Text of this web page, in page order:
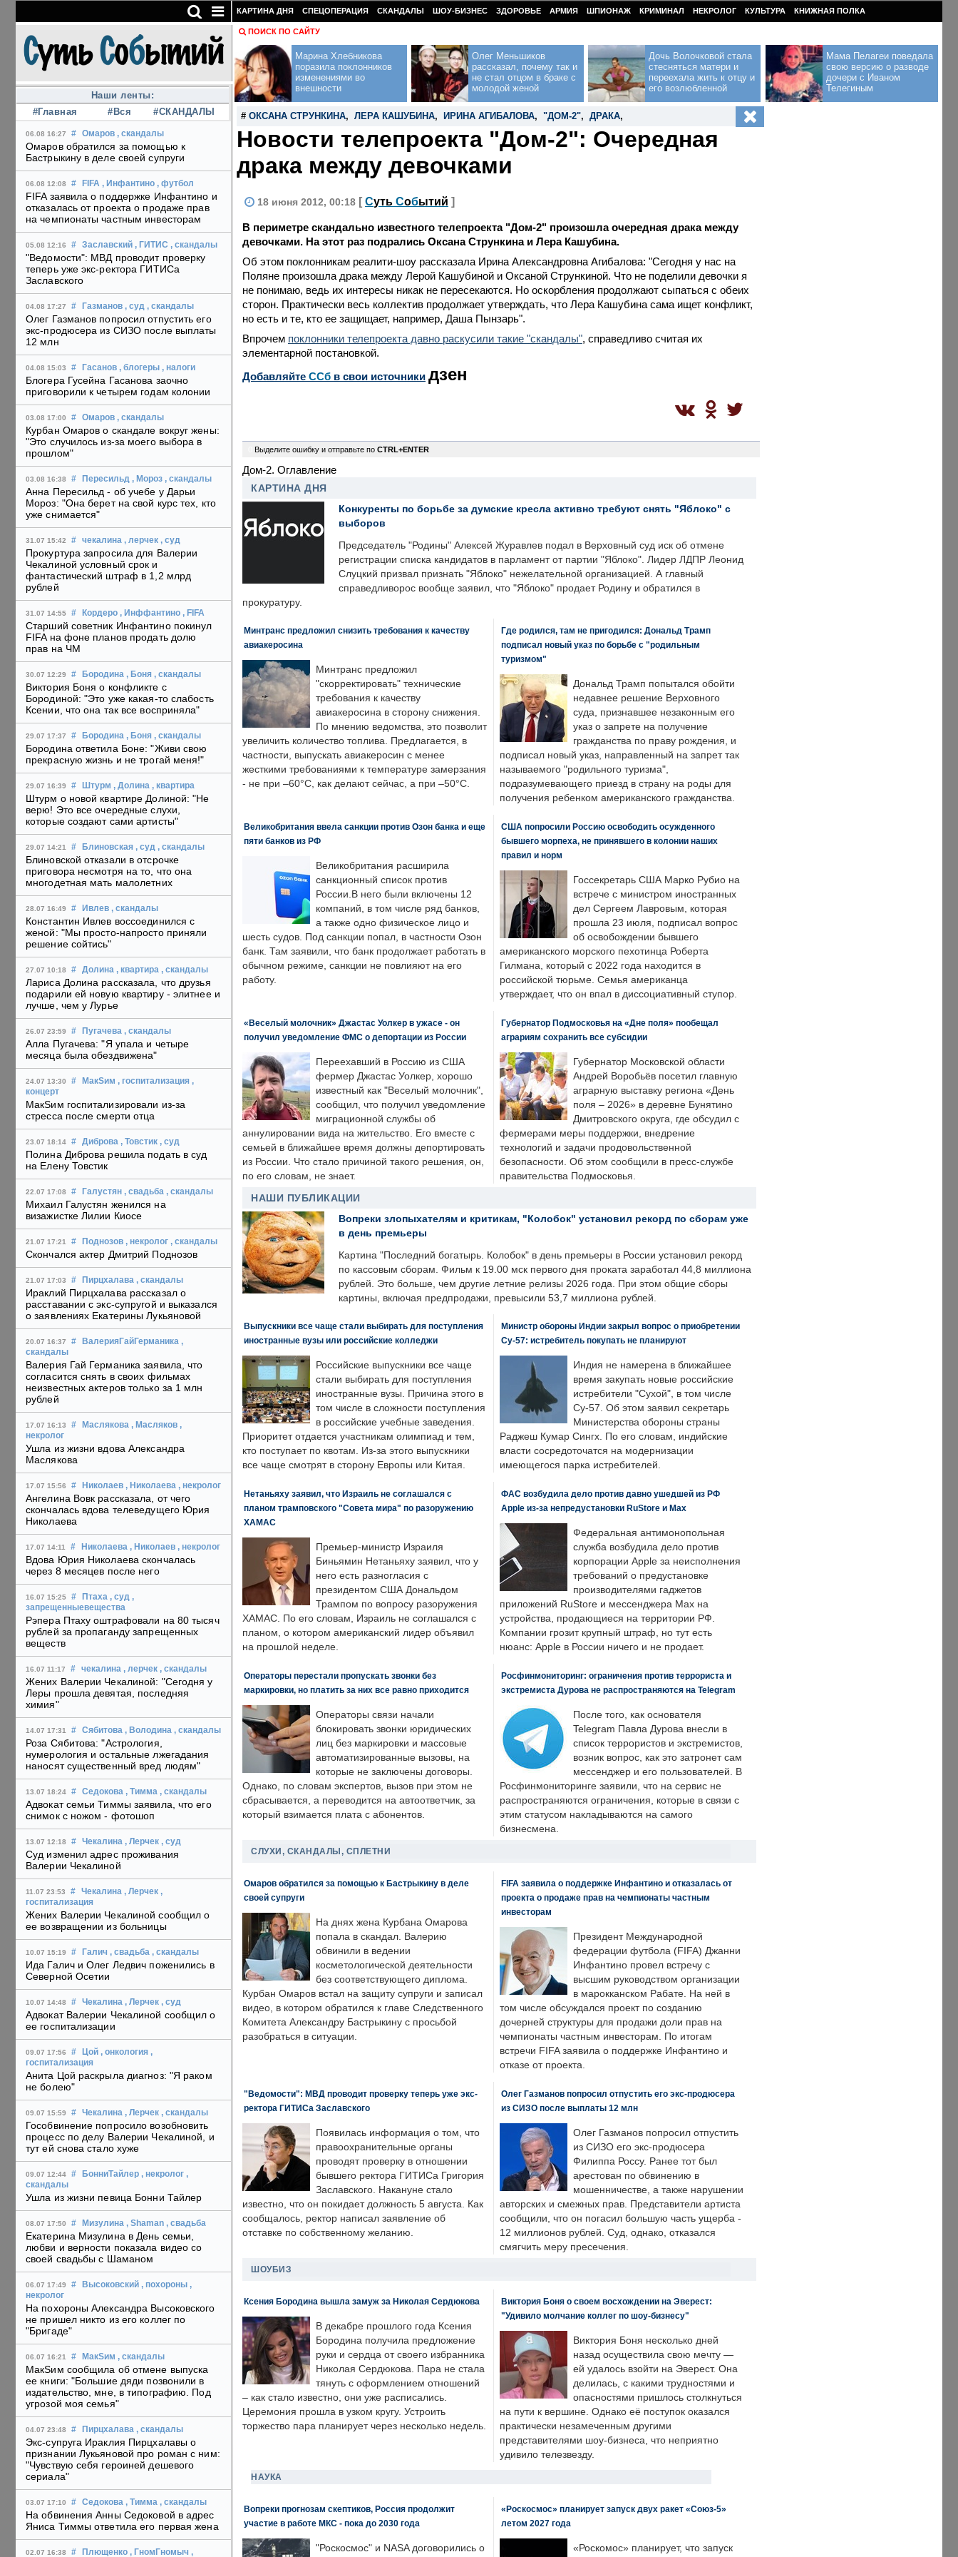
Наши ленты:
#Главная
#Вся #СКАНДАЛЫ
06.08 16:27 # Омаров , скандалы
Омаров обратился за помощью к
Бастрыкину в деле своей супруги
06.08 12:08 # FIFA , Инфантино , футбол
FIFA заявила о поддержке Инфантино и
отказалась от проекта о продаже прав
на чемпионаты частным инвесторам
05.08 12:16 # Заславский , ГИТИС , скандалы
"Ведомости": МВД проводит проверку
теперь уже экс-ректора ГИТИСа
Заславского
04.08 17:27 # Газманов , суд , скандалы
Олег Газманов попросил отпустить его
экс-продюсера из СИЗО после выплаты
12 млн
04.08 15:03 # Гасанов , блогеры , налоги
Блогера Гусейна Гасанова заочно
приговорили к четырем годам колонии
03.08 17:00 # Омаров , скандалы
Курбан Омаров о скандале вокруг жены:
"Это случилось из-за моего выбора в
прошлом"
03.08 16:38 # Пересильд , Мороз , скандалы
Анна Пересильд - об учебе у Дарьи
Мороз: "Она берет на свой курс тех, кто
уже снимается"
31.07 15:42 # чекалина , лерчек , суд
Прокуртура запросила для Валерии
Чекалиной условный срок и
фантастический штраф в 1,2 млрд
рублей
31.07 14:55 # Кордеро , Инффантино , FIFA
Старший советник Инфантино покинул
FIFA на фоне планов продать долю
прав на ЧМ
30.07 12:29 # Бородина , Боня , скандалы
Виктория Боня о конфликте с
Бородиной: "Это уже какая-то слабость
Ксении, что она так все восприняла"
29.07 17:37 # Бородина , Боня , скандалы
Бородина ответила Боне: "Живи свою
прекрасную жизнь и не трогай меня!"
29.07 16:39 # Штурм , Долина , квартира
Штурм о новой квартире Долиной: "Не
верю! Это все очередные слухи,
которые создают сами артисты"
29.07 14:21 # Блиновская , суд , скандалы
Блиновской отказали в отсрочке
приговора несмотря на то, что она
многодетная мать малолетних
28.07 16:49 # Ивлев , скандалы
Константин Ивлев воссоединился с
женой: "Мы просто-напросто приняли
решение сойтись"
27.07 10:18 # Долина , квартира , скандалы
Лариса Долина рассказала, что друзья
подарили ей новую квартиру - элитнее и
лучше, чем у Лурье
26.07 23:59 # Пугачева , скандалы
Алла Пугачева: "Я упала и четыре
месяца была обездвижена"
24.07 13:30 # МакSим , госпитализация ,
концерт
МакSим госпитализировали из-за
стресса после смерти отца
23.07 18:14 # Диброва , Товстик , суд
Полина Диброва решила подать в суд
на Елену Товстик
22.07 17:08 # Галустян , свадьба , скандалы
Михаил Галустян женился на
визажистке Лилии Киосе
21.07 17:21 # Поднозов , некролог , скандалы
Скончался актер Дмитрий Поднозов
21.07 17:03 # Пирцхалава , скандалы
Ираклий Пирцхалава рассказал о
расставании с экс-супругой и выказался
о заявлениях Екатерины Лукьяновой
20.07 16:37 # ВалерияГайГерманика ,
скандалы
Валерия Гай Германика заявила, что
согласится снять в своих фильмах
неизвестных актеров только за 1 млн
рублей
17.07 16:13 # Маслякова , Масляков ,
некролог
Ушла из жизни вдова Александра
Маслякова
17.07 15:56 # Николаев , Николаева , некролог
Ангелина Вовк рассказала, от чего
скончалась вдова телеведущего Юрия
Николаева
17.07 14:11 # Николаева , Николаев , некролог
Вдова Юрия Николаева скончалась
через 8 месяцев после него
16.07 15:25 # Птаха , суд ,
запрещенныевещества
Рэпера Птаху оштрафовали на 80 тысяч
рублей за пропаганду запрещенных
веществ
16.07 11:17 # чекалина , лерчек , скандалы
Жених Валерии Чекалиной: "Сегодня у
Леры прошла девятая, последняя
химия"
14.07 17:31 # Сябитова , Володина , скандалы
Роза Сябитова: "Астрология,
нумерология и остальные лжегадания
наносят существенный вред людям"
13.07 18:24 # Седокова , Тимма , скандалы
Адвокат семьи Тиммы заявила, что его
снимок с ножом - фотошоп
13.07 12:18 # Чекалина , Лерчек , суд
Суд изменил адрес проживания
Валерии Чекалиной
11.07 23:53 # Чекалина , Лерчек ,
госпитализация
Жених Валерии Чекалиной сообщил о
ее возвращении из больницы
10.07 15:19 # Галич , свадьба , скандалы
Ида Галич и Олег Ледвич поженились в
Северной Осетии
10.07 14:48 # Чекалина , Лерчек , суд
Адвокат Валерии Чекалиной сообщил о
ее госпитализации
09.07 17:56 # Цой , онкология ,
госпитализация
Анита Цой раскрыла диагноз: "Я раком
не болею"
09.07 15:59 # Чекалина , Лерчек , скандалы
Гособвинение попросило возобновить
процесс по делу Валерии Чекалиной, и
тут ей снова стало хуже
09.07 12:44 # БонниТайлер , некролог ,
скандалы
Ушла из жизни певица Бонни Тайлер
08.07 17:50 # Мизулина , Shaman , свадьба
Екатерина Мизулина в День семьи,
любви и верности показала видео со
своей свадьбы с Шаманом
06.07 17:49 # Высоковский , похороны ,
некролог
На похороны Александра Высоковского
не пришел никто из его коллег по
"Бригаде"
06.07 16:21 # МакSим , скандалы
МакSим сообщила об отмене выпуска
ее книги: "Большие дяди позвонили в
издательство, мне, в типографию. Под
угрозой моя семья"
04.07 23:48 # Пирцхалава , скандалы
Экс-супруга Ираклия Пирцхалавы о
признании Лукьяновой про роман с ним:
"Чувствую себя героиней дешевого
сериала"
03.07 17:10 # Седокова , Тимма , скандалы
На обвинения Анны Седоковой в адрес
Яниса Тиммы ответила его первая жена
02.07 16:38 # Плющенко , ГномГномыч ,
КАРТИНА ДНЯ СПЕЦОПЕРАЦИЯ СКАНДАЛЫ ШОУ-БИЗНЕС ЗДОРОВЬЕ АРМИЯ ШПИОНАЖ КРИМИНАЛ НЕКРОЛОГ КУЛЬТУРА КНИЖНАЯ ПОЛКА
ПОИСК ПО САЙТУ
Марина Хлебникова
поразила поклонников
изменениями во
внешности
Олег Меньшиков
рассказал, почему так и
не стал отцом в браке с
молодой женой
Дочь Волочковой стала
стесняться матери и
переехала жить к отцу и
его возлюбленной
Мама Пелагеи поведала
свою версию о разводе
дочери с Иваном
Телегиным
# ОКСАНА СТРУНКИНА, ЛЕРА КАШУБИНА, ИРИНА АГИБАЛОВА, "ДОМ-2", ДРАКА,
Новости телепроекта "Дом-2": Очередная
драка между девочками
18 июня 2012, 00:18 [ Суть Событий ]
В периметре скандально известного телепроекта "Дом-2" произошла очередная драка между
девочками. На этот раз подрались Оксана Стрункина и Лера Кашубина.
Об этом поклонникам реалити-шоу рассказала Ирина Александровна Агибалова: "Сегодня у нас на
Поляне произошла драка между Лерой Кашубиной и Оксаной Стрункиной. Что не поделили девочки я
не понимаю, ведь их интересы никак не пересекаются. Но оскорбления продолжают сыпаться с обеих
сторон. Практически весь коллектив продолжает утверждать, что Лера Кашубина сама ищет конфликт,
но есть и те, кто ее защищает, например, Даша Пынзарь".
Впрочем поклонники телепроекта давно раскусили такие "скандалы", справедливо считая их
элементарной постановкой.
Добавляйте CСб в свои источники дзен
Выделите ошибку и отправьте по CTRL+ENTER
Дом-2. Оглавление
КАРТИНА ДНЯ
Конкуренты по борьбе за думские кресла активно требуют снять "Яблоко" с
выборов
Председатель "Родины" Алексей Журавлев подал в Верховный суд иск об отмене
регистрации списка кандидатов в парламент от партии "Яблоко". Лидер ЛДПР Леонид
Слуцкий призвал признать "Яблоко" нежелательной организацией. А главный
справедливорос вообще заявил, что "Яблоко" продает Родину и обратился в
прокуратуру.
Минтранс предложил снизить требования к качеству
авиакеросина
Минтранс предложил
"скорректировать" технические
требования к качеству
авиакеросина в сторону снижения.
По мнению ведомства, это позволит
увеличить количество топлива. Предлагается, в
частности, выпускать авиакеросин с менее
жесткими требованиями к температуре замерзания
- не при –60°C, как делают сейчас, а при –50°C.
Где родился, там не пригодился: Дональд Трамп
подписал новый указ по борьбе с "родильным
туризмом"
Дональд Трамп попытался обойти
недавнее решение Верховного
суда, признавшее незаконным его
указ о запрете на получение
гражданства по праву рождения, и
подписал новый указ, направленный на запрет так
называемого "родильного туризма",
подразумевающего приезд в страну на роды для
получения ребенком американского гражданства.
Великобритания ввела санкции против Озон банка и еще
пяти банков из РФ
Великобритания расширила
санкционный список против
России.В него были включены 12
компаний, в том числе ряд банков,
а также одно физическое лицо и
шесть судов. Под санкции попал, в частности Озон
банк. Там заявили, что банк продолжает работать в
обычном режиме, санкции не повлияют на его
работу.
США попросили Россию освободить осужденного
бывшего морпеха, не принявшего в колонии наших
правил и норм
Госсекретарь США Марко Рубио на
встрече с министром иностранных
дел Сергеем Лавровым, которая
прошла 23 июля, подписал вопрос
об освобождении бывшего
американского морского пехотинца Роберта
Гилмана, который с 2022 года находится в
российской тюрьме. Семья американца
утверждает, что он впал в диссоциативный ступор.
«Веселый молочник» Джастас Уолкер в ужасе - он
получил уведомление ФМС о депортации из России
Переехавший в Россию из США
фермер Джастас Уолкер, хорошо
известный как "Веселый молочник",
сообщил, что получил уведомление
миграционной службы об
аннулировании вида на жительство. Его вместе с
семьей в ближайшее время должны депортировать
из России. Что стало причиной такого решения, он,
по его словам, не знает.
Губернатор Подмосковья на «Дне поля» пообещал
аграриям сохранить все субсидии
Губернатор Московской области
Андрей Воробьёв посетил главную
аграрную выставку региона «День
поля – 2026» в деревне Бунятино
Дмитровского округа, где обсудил с
фермерами меры поддержки, внедрение
технологий и задачи продовольственной
безопасности. Об этом сообщили в пресс-службе
правительства Подмосковья.
НАШИ ПУБЛИКАЦИИ
Вопреки злопыхателям и критикам, "Колобок" установил рекорд по сборам уже
в день премьеры
Картина "Последний богатырь. Колобок" в день премьеры в России установил рекорд
по кассовым сборам. Фильм к 19.00 мск первого дня проката заработал 44,8 миллиона
рублей. Это больше, чем другие летние релизы 2026 года. При этом общие сборы
картины, включая предпродажи, превысили 53,7 миллиона рублей.
Выпускники все чаще стали выбирать для поступления
иностранные вузы или российские колледжи
Российские выпускники все чаще
стали выбирать для поступления
иностранные вузы. Причина этого в
том числе в сложности поступления
в российские учебные заведения.
Приоритет отдается участникам олимпиад и тем,
кто поступает по квотам. Из-за этого выпускники
все чаще смотрят в сторону Европы или Китая.
Министр обороны Индии закрыл вопрос о приобретении
Су-57: истребитель покупать не планируют
Индия не намерена в ближайшее
время закупать новые российские
истребители "Сухой", в том числе
Су-57. Об этом заявил секретарь
Министерства обороны страны
Раджеш Кумар Сингх. По его словам, индийские
власти сосредоточатся на модернизации
имеющегося парка истребителей.
Нетаньяху заявил, что Израиль не соглашался с
планом трамповского "Совета мира" по разоружению
ХАМАС
Премьер-министр Израиля
Биньямин Нетаньяху заявил, что у
него есть разногласия с
президентом США Дональдом
Трампом по вопросу разоружения
ХАМАС. По его словам, Израиль не соглашался с
планом, о котором американский лидер объявил
на прошлой неделе.
ФАС возбудила дело против давно ушедшей из РФ
Apple из-за непредустановки RuStore и Max
Федеральная антимонопольная
служба возбудила дело против
корпорации Apple за неисполнения
требований о предустановке
производителями гаджетов
приложений RuStore и мессенджера Max на
устройства, продающиеся на территории РФ.
Компании грозит крупный штраф, но тут есть
нюанс: Apple в России ничего и не продает.
Операторы перестали пропускать звонки без
маркировки, но платить за них все равно приходится
Операторы связи начали
блокировать звонки юридических
лиц без маркировки и массовые
автоматизированные вызовы, на
которые не заключены договоры.
Однако, по словам экспертов, вызов при этом не
сбрасывается, а переводится на автоответчик, за
который взимается плата с абонентов.
Росфинмониторинг: ограничения против террориста и
экстремиста Дурова не распространяются на Telegram
После того, как основателя
Telegram Павла Дурова внесли в
список террористов и экстремистов,
возник вопрос, как это затронет сам
мессенджер и его пользователей. В
Росфинмониторинге заявили, что на сервис не
распространяются ограничения, которые в связи с
этим статусом накладываются на самого
бизнесмена.
СЛУХИ, СКАНДАЛЫ, СПЛЕТНИ
Омаров обратился за помощью к Бастрыкину в деле
своей супруги
На днях жена Курбана Омарова
попала в скандал. Валерию
обвинили в ведении
косметологической деятельности
без соответствующего диплома.
Курбан Омаров встал на защиту супруги и записал
видео, в котором обратился к главе Следственного
Комитета Александру Бастрыкину с просьбой
разобраться в ситуации.
FIFA заявила о поддержке Инфантино и отказалась от
проекта о продаже прав на чемпионаты частным
инвесторам
Президент Международной
федерации футбола (FIFA) Джанни
Инфантино провел встречу с
высшим руководством организации
в марокканском Рабате. На ней в
том числе обсуждался проект по созданию
дочерней структуры для продажи доли прав на
чемпионаты частным инвесторам. По итогам
встречи FIFA заявила о поддержке Инфантино и
отказе от проекта.
"Ведомости": МВД проводит проверку теперь уже экс-
ректора ГИТИСа Заславского
Появилась информация о том, что
правоохранительные органы
проводят проверку в отношении
бывшего ректора ГИТИСа Григория
Заславского. Накануне стало
известно, что он покидает должность 5 августа. Как
сообщалось, ректор написал заявление об
отставке по собственному желанию.
Олег Газманов попросил отпустить его экс-продюсера
из СИЗО после выплаты 12 млн
Олег Газманов попросил отпустить
из СИЗО его экс-продюсера
Филиппа Россу. Ранее тот был
арестован по обвинению в
мошенничестве, а также нарушении
авторских и смежных прав. Представители артиста
сообщили, что он погасил большую часть ущерба -
12 миллионов рублей. Суд, однако, отказался
смягчить меру пресечения.
ШОУБИЗ
Ксения Бородина вышла замуж за Николая Сердюкова
В декабре прошлого года Ксения
Бородина получила предложение
руки и сердца от своего избранника
Николая Сердюкова. Пара не стала
тянуть с оформлением отношений
– как стало известно, они уже расписались.
Церемония прошла в узком кругу. Устроить
торжество пара планирует через несколько недель.
Виктория Боня о своем восхождении на Эверест:
"Удивило молчание коллег по шоу-бизнесу"
Виктория Боня несколько дней
назад осуществила свою мечту —
ей удалось взойти на Эверест. Она
делилась, с какими трудностями и
опасностями пришлось столкнуться
на пути к вершине. Однако её поступок оказался
практически незамеченным другими
представителями шоу-бизнеса, что неприятно
удивило телезвезду.
НАУКА
Вопреки прогнозам скептиков, Россия продолжит
участие в работе МКС - пока до 2030 года
"Роскосмос" и NASA договорились о
«Роскосмос» планирует запуск двух ракет «Союз-5»
летом 2027 года
«Роскомос» планирует, что запуск